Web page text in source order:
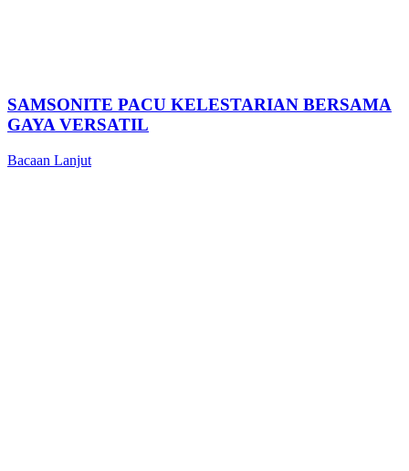
SAMSONITE PACU KELESTARIAN BERSAMA
GAYA VERSATIL
Bacaan Lanjut